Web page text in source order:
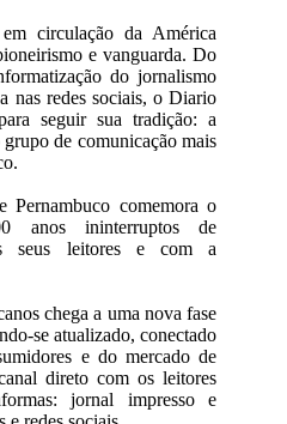
circulação da América
e vanguarda. Do
do jornalismo
nas redes sociais, o Diario
seguir sua tradição: a
de comunicação mais
Pernambuco comemora o
anos ininterruptos de
seus leitores e com a
chega a uma nova fase
se atualizado, conectado
e do mercado de
direto com os leitores
jornal impresso e